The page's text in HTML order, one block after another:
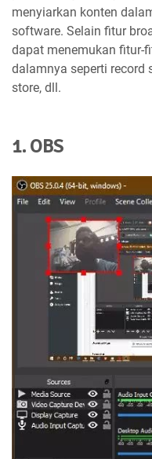
menyiarkan konten
software. Selain fitur
dapat menemukan fitur-
dalamnya seperti record
store, dll.
1. OBS